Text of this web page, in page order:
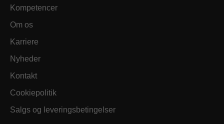
Kompetencer
Om os
Karriere
Nyheder
Kontakt
Cookiepolitik
Salgs og leveringsbetingelser